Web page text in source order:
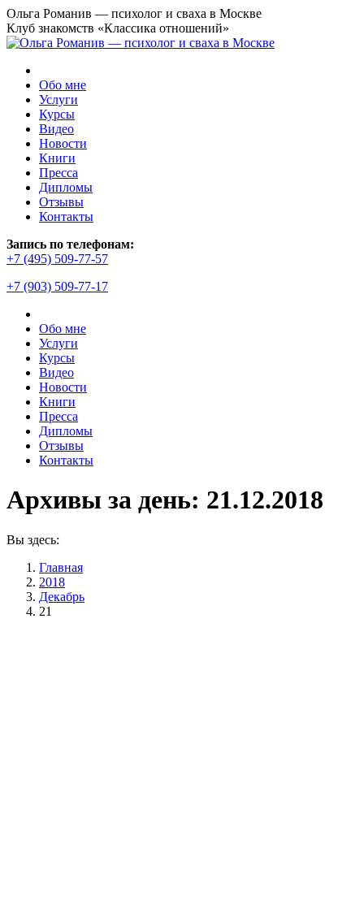
Перейти
к
содержанию
Ольга Романив — психолог и сваха в Москве
Клуб знакомств «Классика отношений»
Обо мне
Услуги
Курсы
Видео
Новости
Книги
Пресса
Дипломы
Отзывы
Контакты
Запись по телефонам:
+7 (495) 509-77-57
+7 (903) 509-77-17
Обо мне
Услуги
Курсы
Видео
Новости
Книги
Пресса
Дипломы
Отзывы
Контакты
Архивы за день: 21.12.2018
Вы здесь:
Главная
2018
Декабрь
21